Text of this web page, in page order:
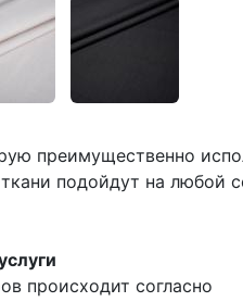
преимущественно
подойдут на любой
происходит согласно